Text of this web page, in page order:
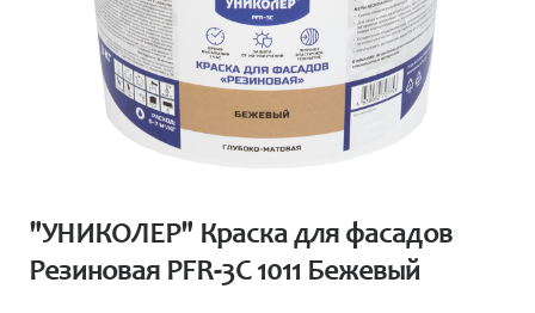
"УНИКОЛЕР" Краска для фасадов
Резиновая PFR-3C 1011 Бежевый